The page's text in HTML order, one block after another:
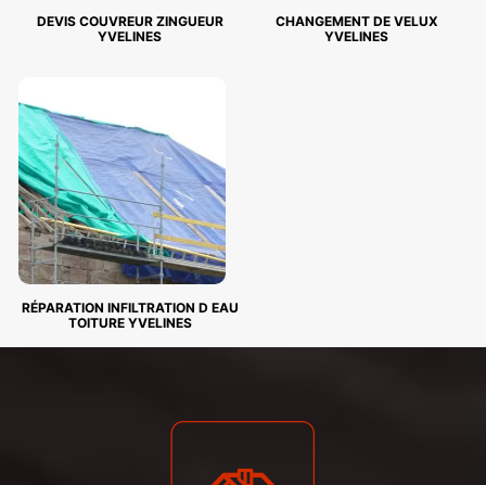
DEVIS COUVREUR ZINGUEUR
YVELINES
CHANGEMENT DE VELUX
YVELINES
RÉPARATION INFILTRATION D EAU
TOITURE YVELINES